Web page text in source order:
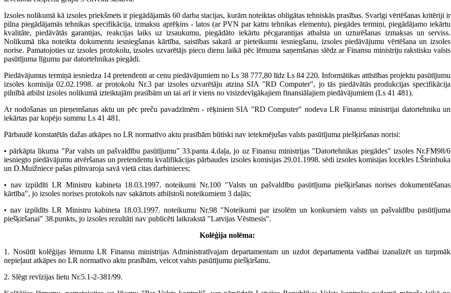
Izsoles nolikumā kā izsoles priekšmets ir piegādājamās 60 darba stacijas, kurām noteiktas obligātas tehniskās prasības. Svarīgi vērtēšanas kritēriji ir
pilna piegādājamās tehnikas specifikācija, izmaksu aprēķins - latos (ar PVN par katru tehnikas elementu), piegādes termiņi, piegādājamo iekārtu
kvalitāte, piedāvātās garantijas, reakcijas laiks uz izsaukumu, piegādāto iekārtu pēcgarantijas atbalsta un uzturēšanas izmaksas un serviss.
Nolikumā tika noteikta dokumentu iesniegšanas kārtība, saistības sakarā ar pieteikumu iesniegšanu, izsoles piedāvājumu vērtēšana un izsoles
norise. Pamatojoties uz izsoles protokolu, izsoles uzvarētājs piecu dienu laikā pēc lēmuma saņemšanas slēdz ar Finansu ministriju rakstisku valsts
pasūtījuma līgumu par datortehnikas piegādi.
Piedāvājumus termiņā iesniedza 14 pretendenti ar cenu piedāvājumiem no Ls 38 777,80 līdz Ls 84 220. Informātikas attīstības projektu pasūtījumu
izsoles komisija 02.02.1998. ar protokolu Nr.3 par izsoles uzvarētāju atzina SIA "RD Computer", jo tās piedāvātās produkcijas specifikācija
pilnībā atbilst izsoles nolikumā izteiktajām prasībām un tai arī ir viens no visizdevīgākajiem finansiālajiem piedāvājumiem (Ls 41 481).
Ar nodošanas un pieņemšanas aktu un pēc preču pavadzīmēm - rēķiniem SIA "RD Computer" nodeva LR Finansu ministrijai datortehniku un
iekārtas par kopējo summu Ls 41 481.
Pārbaudē konstatētās dažas atkāpes no LR normatīvo aktu prasībām būtiski nav ietekmējušas valsts pasūtījuma piešķiršanas norisi:
• pārkāpta likuma "Par valsts un pašvaldību pasūtījumu" 33.panta 4.daļa, jo uz Finansu ministrijas "Datortehnikas piegādes" izsoles Nr.FM98/6
iesniegto piedāvājumu atvēršanas un pretendentu kvalifikācijas pārbaudes izsoles komisijas 29.01.1998. sēdi izsoles komisijas locekles I.Šteinbuka
un D.Muižniece pašas pilnvaroja savā vietā citas darbinieces;
• nav izpildīti LR Ministru kabineta 18.03.1997. noteikumi Nr.100 "Valsts un pašvaldību pasūtījuma piešķiršanas norises dokumentēšanas
kārtība", jo izsoles norises protokols nav sakārtots atbilstoši noteikumiem 3 daļās;
• nav izpildīts LR Ministru kabineta 18.03.1997. noteikumu Nr.98 "Noteikumi par izsolēm un konkursiem valsts un pašvaldību pasūtījuma
piešķiršanai" 38.punkts, jo izsoles rezultāti nav publicēti laikrakstā "Latvijas Vēstnesis".
Kolēģija nolēma:
1. Nosūtīt kolēģijas lēmumu LR Finansu ministrijas Administratīvajam departamentam un uzdot departamenta vadībai izanalizēt un turpmāk
nepieļaut atkāpes no LR normatīvo aktu prasībām, veicot valsts pasūtījumu piešķiršanu.
2. Slēgt revīzijas lietu Nr.5.1-2-381/99.